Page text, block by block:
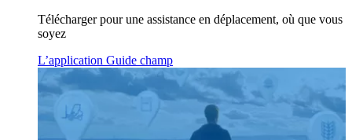
Télécharger pour une assistance en déplacement, où que vous
soyez
L’application Guide champ